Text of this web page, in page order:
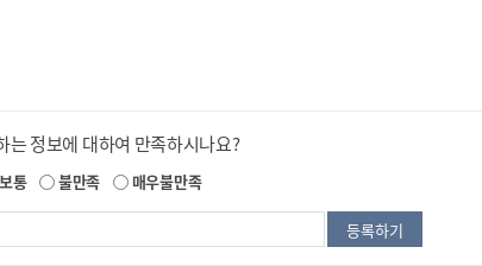
는 정보에 대하여 만족하시나요?
보통 불만족 매우불만족